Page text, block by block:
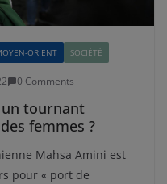
ORIENT SOCIÉTÉ
0 Comments
tournant
femmes ?
Mahsa Amini est
pour « port de